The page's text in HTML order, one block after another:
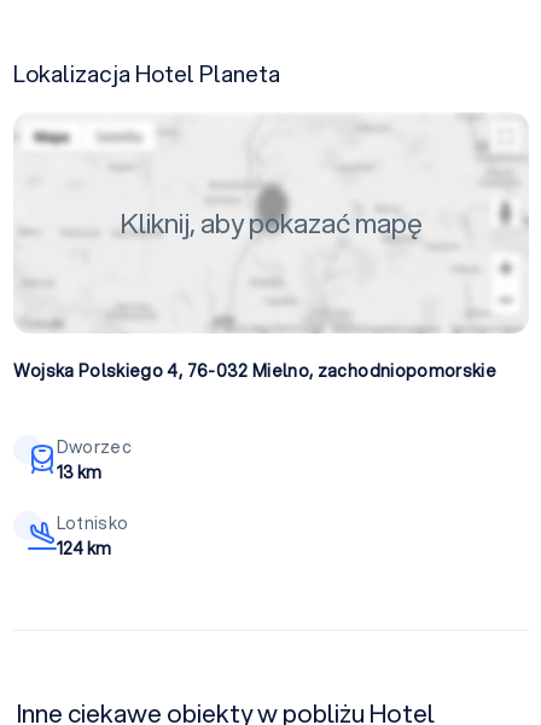
Lokalizacja Hotel Planeta
Kliknij, aby pokazać mapę
Wojska Polskiego 4, 76-032 Mielno, zachodniopomorskie
Dworzec
13 km
Lotnisko
124 km
Inne ciekawe obiekty w pobliżu Hotel